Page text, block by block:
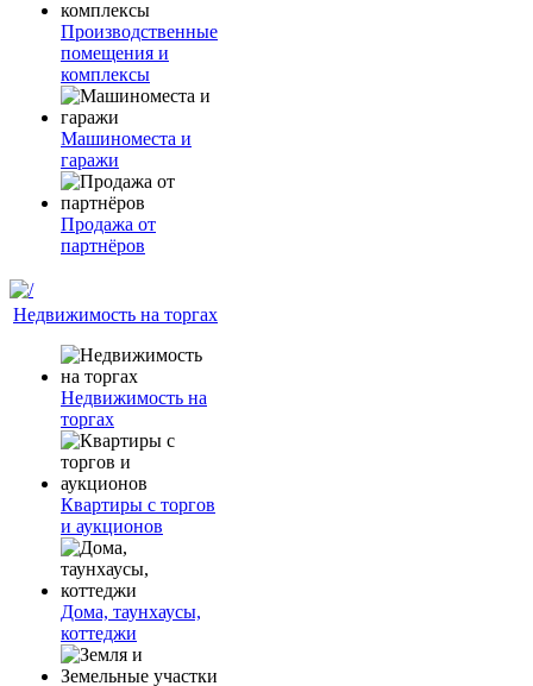
Производственные
помещения и
комплексы
Машиноместа и
гаражи
Продажа от
партнёров
Недвижимость на торгах
Недвижимость на
торгах
Квартиры с торгов
и аукционов
Дома, таунхаусы,
коттеджи